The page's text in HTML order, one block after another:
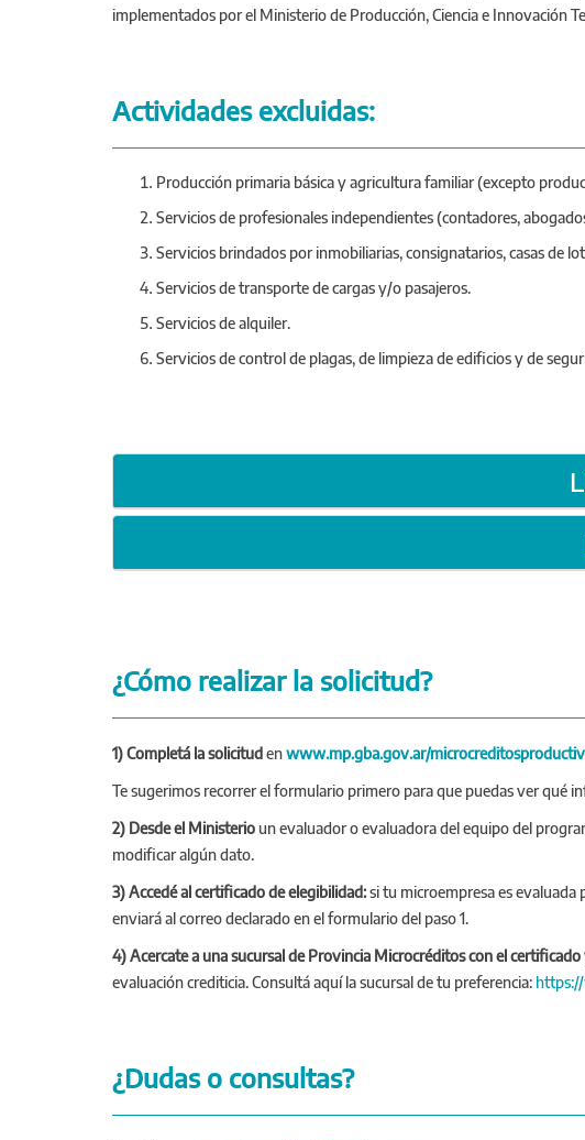
implementados por el Ministerio de Producción, Ciencia e Innovación
Actividades excluidas:
Producción primaria básica y agricultura familiar (excepto
Servicios de profesionales independientes (contadores,
Servicios brindados por inmobiliarias, consignatarios, casas de
Servicios de transporte de cargas y/o pasajeros.
Servicios de alquiler.
Servicios de control de plagas, de limpieza de edificios y de
¿Cómo realizar la solicitud?
1) Completá la solicitudenwww.mp.gba.gov.ar/
Te sugerimos recorrer el formulario primero para que puedas ver qué
2) Desde el Ministerio un evaluador o evaluadora del equipo del
modificar algún dato.
3) Accedé al certificado de elegibilidad:si tu microempresa es evaluada
enviará al correo declarado en el formulario del paso 1.
4) Acercate a una sucursal de Provincia Microcréditos con el certificado
evaluación crediticia. Consultá aquí la sucursal de tu preferencia:
¿Dudas o consultas?